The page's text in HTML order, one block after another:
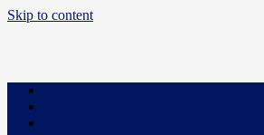
Skip to content
Business PRO
Новости про бизнес и не только